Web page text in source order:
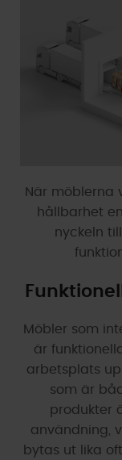
När möblerna
hållbarhet
nyckeln
Möbler som
är
arbetsplats
som är
produkter
användning,
bytas ut lika